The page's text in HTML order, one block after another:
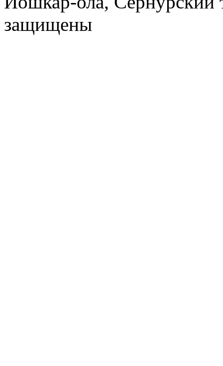
защищены